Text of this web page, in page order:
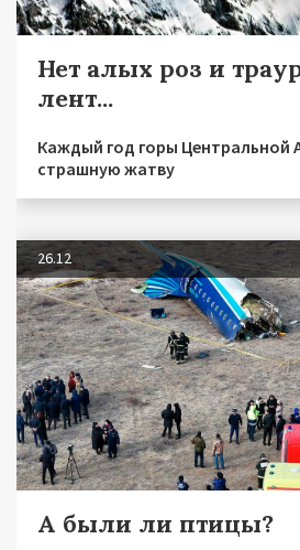
Нет алых роз и
лент...
Каждый год горы Центральной
страшную жатву
26.12
А были ли птицы?